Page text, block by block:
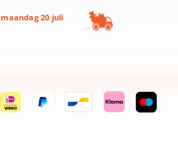
maandag 20 juli